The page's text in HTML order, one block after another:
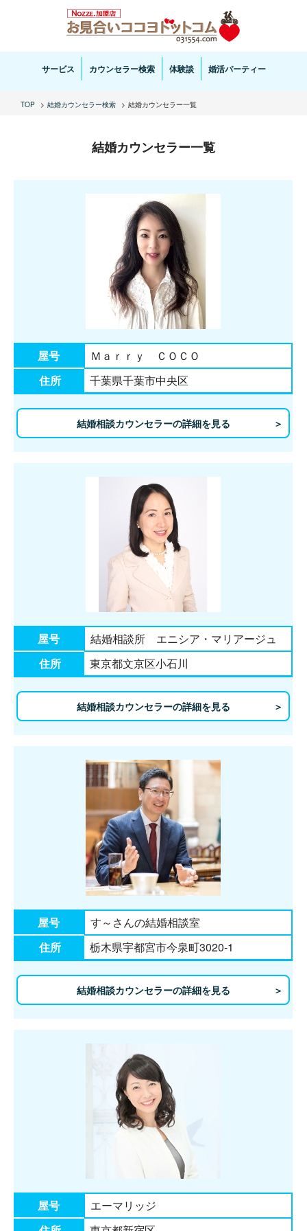
お見合い・結婚相談ならお見合いココヨドットコムへ。専任の結婚カウンセラーがサポートいた
します。
サービス カウンセラー検索 体験談 婚活パーティー
TOP 結婚カウンセラー検索 結婚カウンセラー一覧
結婚カウンセラー一覧
屋号
Ｍａｒｒｙ ＣＯＣＯ
住所
千葉県千葉市中央区
結婚相談カウンセラーの詳細を見る
屋号
結婚相談所 エニシア・マリアージュ
住所
東京都文京区小石川
結婚相談カウンセラーの詳細を見る
屋号
す～さんの結婚相談室
住所
栃木県宇都宮市今泉町3020-1
結婚相談カウンセラーの詳細を見る
屋号
エーマリッジ